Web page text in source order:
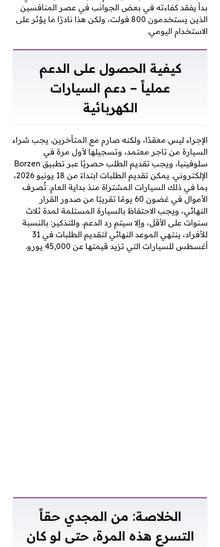
بدأ يفقد كفاءته في بعض الجوانب في عصر المنافسين
الذين يستخدمون 800 فولت، ولكن هذا نادرًا ما يؤثر على
الاستخدام اليومي.
كيفية الحصول على الدعم
عملياً – دعم السيارات
الكهربائية
الإجراء ليس معقدًا، ولكنه صارم مع المتأخرين. يجب شراء
السيارة من تاجر معتمد، وتسجيلها لأول مرة في
سلوفينيا، ويجب تقديم الطلب حصريًا عبر تطبيق Borzen
الإلكتروني. يمكن تقديم الطلبات ابتداءً من 18 يونيو 2026،
بما في ذلك السيارات المشتراة منذ بداية العام. تُصرف
الأموال في غضون 60 يومًا تقريبًا من صدور القرار
النهائي، ويجب الاحتفاظ بالسيارة المستلمة لمدة ثلاث
سنوات على الأقل، وإلا سيتم رد الدعم. وللتذكير: بالنسبة
للأفراد، ينتهي الموعد النهائي لتقديم الطلبات في 31
أغسطس للسيارات التي تزيد قيمتها عن 45,000 يورو.
الخلاصة: من المجدي حقاً
التسرع هذه المرة، حتى لو كان